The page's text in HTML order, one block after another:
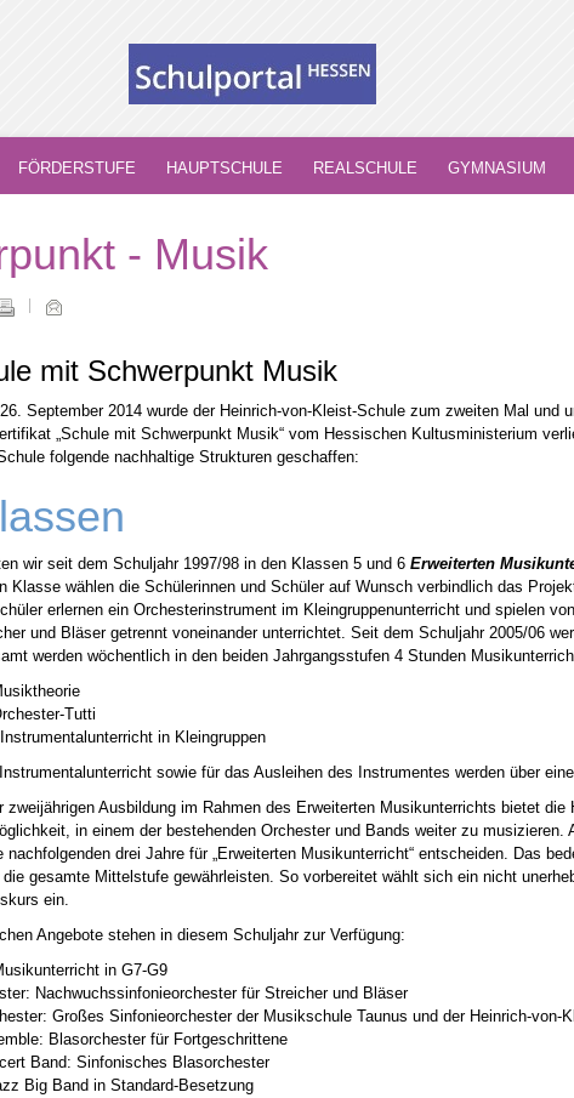
FÖRDERSTUFE HAUPTSCHULE REALSCHULE GYMNASIUM
- Musik
mit Schwerpunkt Musik
September 2014 wurde der Heinrich-von-Kleist-Schule zum zweiten Mal und
„Schule mit Schwerpunkt Musik“ vom Hessischen Kultusministerium
folgende nachhaltige Strukturen geschaffen:
wir seit dem Schuljahr 1997/98 in den Klassen 5 und 6 Erweiterten
Klasse wählen die Schülerinnen und Schüler auf Wunsch verbindlich das
erlernen ein Orchesterinstrument im Kleingruppenunterricht und spielen
und Bläser getrennt voneinander unterrichtet. Seit dem Schuljahr 2005/06
werden wöchentlich in den beiden Jahrgangsstufen 4 Stunden
Tutti
in Kleingruppen
sowie für das Ausleihen des Instrumentes werden über
zweijährigen Ausbildung im Rahmen des Erweiterten Musikunterrichts bietet
in einem der bestehenden Orchester und Bands weiter zu musizieren.
drei Jahre für „Erweiterten Musikunterricht“ entscheiden. Das
die gesamte Mittelstufe gewährleisten. So vorbereitet wählt sich ein nicht
ein.
Angebote stehen in diesem Schuljahr zur Verfügung:
in G7-G9
Nachwuchssinfonieorchester für Streicher und Bläser
Großes Sinfonieorchester der Musikschule Taunus und der Heinrich-von-
Blasorchester für Fortgeschrittene
Band: Sinfonisches Blasorchester
Big Band in Standard-Besetzung